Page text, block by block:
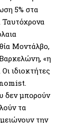
5% στα
Ταυτόχρονα
Μοντάλβο,
«η
ιδιοκτήτες
δεν μπορούν
τα
την